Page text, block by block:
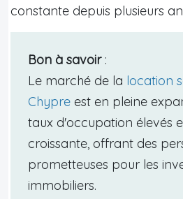
constante depuis plusieurs
Bon à savoir:
Le marché de la location
Chypre est en pleine
taux d'occupation élevés
croissante, offrant des
prometteuses pour les
immobiliers.